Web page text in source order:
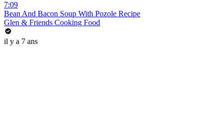
7:09
Bean And Bacon Soup With Pozole Recipe
Glen & Friends Cooking Food
il y a 7 ans